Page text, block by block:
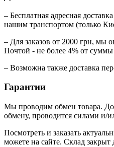
– Бесплатная адресная
нашим транспортом (только
– Для заказов от 2000 грн, мы
Почтой - не более 4% от суммы
– Возможна также доставка
Гарантии
Мы проводим обмен товара.
обмену, проводится силами и/
Посмотреть и заказать
можете на сайте. Склад закрыт